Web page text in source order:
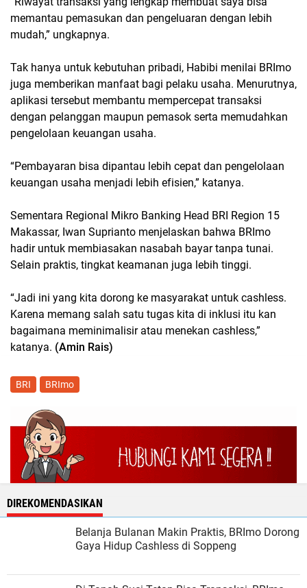
memantau pemasukan dan pengeluaran dengan lebih
mudah,” ungkapnya.
Tak hanya untuk kebutuhan pribadi, Habibi menilai BRImo
juga memberikan manfaat bagi pelaku usaha. Menurutnya,
aplikasi tersebut membantu mempercepat transaksi
dengan pelanggan maupun pemasok serta memudahkan
pengelolaan keuangan usaha.
“Pembayaran bisa dipantau lebih cepat dan pengelolaan
keuangan usaha menjadi lebih efisien,” katanya.
Sementara Regional Mikro Banking Head BRI Region 15
Makassar, Iwan Suprianto menjelaskan bahwa BRImo
hadir untuk membiasakan nasabah bayar tanpa tunai.
Selain praktis, tingkat keamanan juga lebih tinggi.
“Jadi ini yang kita dorong ke masyarakat untuk cashless.
Karena memang salah satu tugas kita di inklusi itu kan
bagaimana meminimalisir atau menekan cashless,”
katanya. (Amin Rais)
BRI BRImo
DIREKOMENDASIKAN
Belanja Bulanan Makin Praktis, BRImo Dorong
Gaya Hidup Cashless di Soppeng